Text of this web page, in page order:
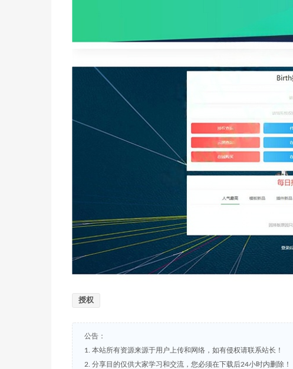
授权
公告：
1. 本站所有资源来源于用户上传和网络，如有侵权请联系站长！
2. 分享目的仅供大家学习和交流，您必须在下载后24小时内删除！